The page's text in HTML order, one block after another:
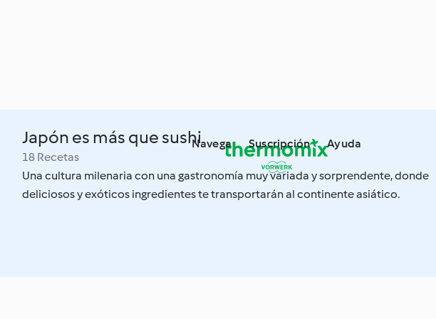
Navega Suscripción Ayuda
Japón es más que sushi
18 Recetas
Una cultura milenaria con una gastronomía muy variada y sorprendente, donde
deliciosos y exóticos ingredientes te transportarán al continente asiático.